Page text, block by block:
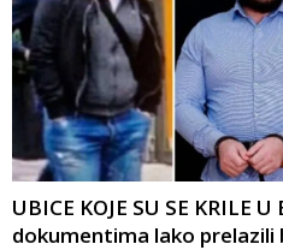
UBICE KOJE SU SE KRILE
dokumentima lako prelazili